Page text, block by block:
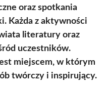
oraz spotkania
Każda z aktywności
literatury oraz
uczestników.
miejscem, w którym
twórczy i inspirujący.